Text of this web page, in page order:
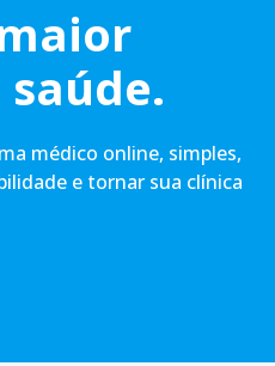
médico online, simples,
e tornar sua clínica